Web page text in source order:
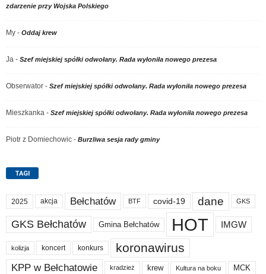
zdarzenie przy Wojska Polskiego
My - Oddaj krew
Ja - Szef miejskiej spółki odwołany. Rada wyłoniła nowego prezesa
Obserwator - Szef miejskiej spółki odwołany. Rada wyłoniła nowego prezesa
Mieszkanka - Szef miejskiej spółki odwołany. Rada wyłoniła nowego prezesa
Piotr z Domiechowic - Burzliwa sesja rady gminy
TAGI
2025 akcja Bełchatów BTF covid-19 dane GKS
GKS Bełchatów Gmina Bełchatów HOT IMGW
kolizja koncert konkurs koronawirus
KPP w Bełchatowie kradzież krew Kultura na boku MCK